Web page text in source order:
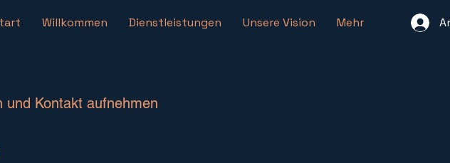
Willkommen Dienstleistungen Unsere Vision Mehr
und Kontakt aufnehmen